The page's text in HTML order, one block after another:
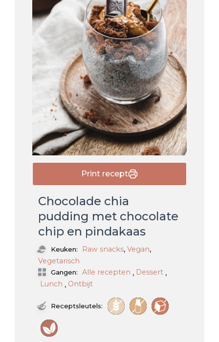
Print recept
Chocolade chia
pudding met chocolate
chip en pindakaas
Keuken: Raw snacks, Vegan,
Vegetarisch
Gangen: Alle recepten , Dessert ,
Lunch , Ontbijt
Receptsleutels: